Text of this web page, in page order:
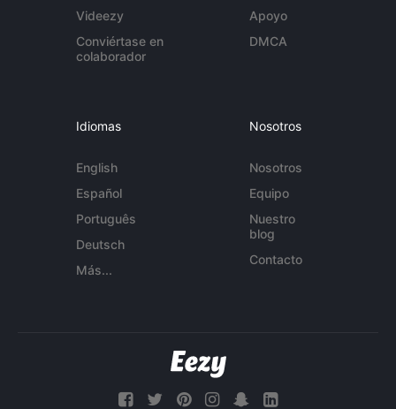
Videezy
Conviértase en
colaborador
Apoyo
DMCA
Idiomas
English
Español
Português
Deutsch
Más...
Nosotros
Nosotros
Equipo
Nuestro
blog
Contacto